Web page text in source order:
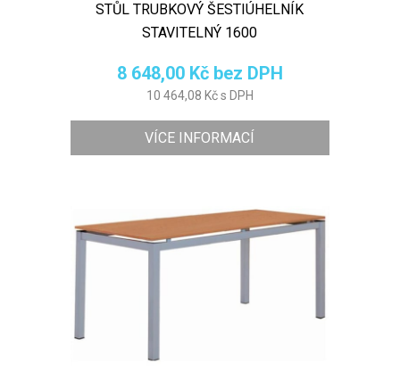
STŮL TRUBKOVÝ ŠESTIÚHELNÍK
STAVITELNÝ 1600
8 648,00 Kč bez DPH
10 464,08 Kč s DPH
VÍCE INFORMACÍ